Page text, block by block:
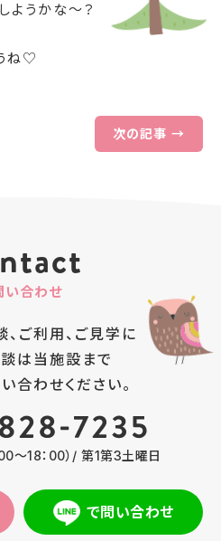
ようかな〜？
ね♡
次の記事 →
い合わせ
ご利用、ご見学に
は当施設まで
合わせください。
～18：00）/ 第1第3土曜日
で問い合わせ